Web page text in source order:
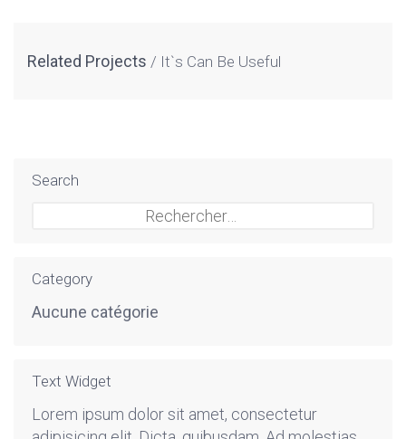
Related Projects It`s Can Be Useful
Search
Category
Aucune catégorie
Text Widget
Lorem ipsum dolor sit amet, consectetur